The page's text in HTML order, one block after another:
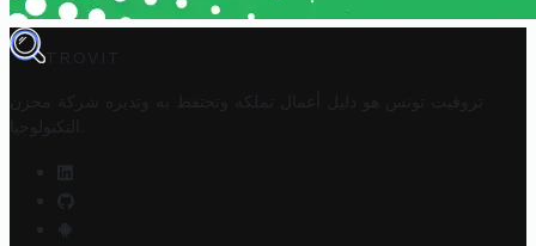
TROVIT
تروفيت تونس هو دليل أعمال تملكه وتحتفظ به وتديره
شركة مخزن
التكنولوجيا